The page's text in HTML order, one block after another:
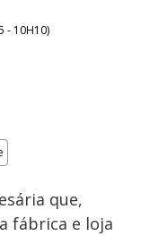
- 10H10)
que,
fábrica e loja